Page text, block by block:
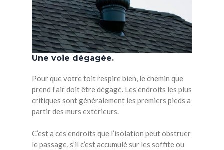
Une voie dégagée.
Pour que votre toit respire bien, le chemin que
prend l’air doit être dégagé. Les endroits les plus
critiques sont généralement les premiers pieds a
partir des murs extérieurs.
C’est a ces endroits que l’isolation peut obstruer
le passage, s’il c’est accumulé sur les soffite ou